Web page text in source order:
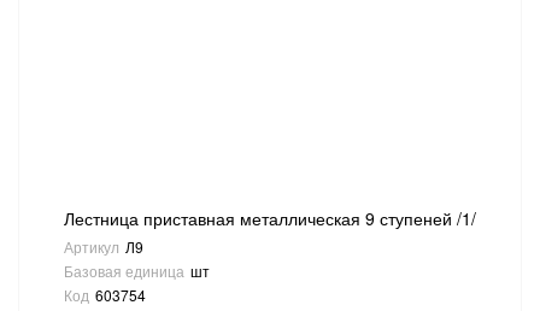
Лестница приставная металлическая 9 ступеней /1/
Артикул Л9
Базовая единица шт
Код 603754